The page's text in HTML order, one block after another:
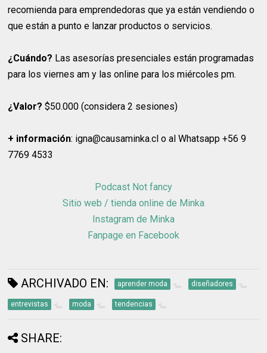
recomienda para emprendedoras que ya están vendiendo o
que están a punto e lanzar productos o servicios.
¿Cuándo? Las asesorías presenciales están programadas
para los viernes am y las online para los miércoles pm.
¿Valor?$50.000 (considera 2 sesiones)
+ información: igna@causaminka.cl o al Whatsapp +56 9
7769 4533
Podcast Not fancy
Sitio web / tienda online de Minka
Instagram de Minka
Fanpage en Facebook
ARCHIVADO EN: aprender moda diseñadores
entrevistas moda tendencias
SHARE: